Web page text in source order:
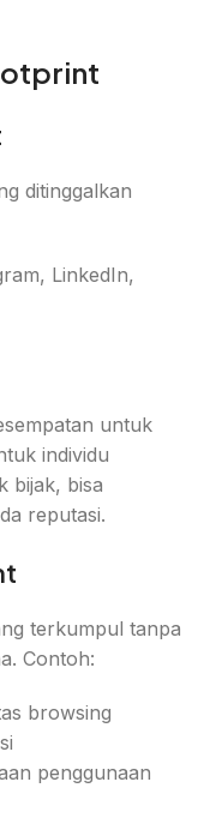
ditinggalkan
LinkedIn,
untuk
individu
bijak, bisa
reputasi.
terkumpul tanpa
Contoh:
browsing
penggunaan